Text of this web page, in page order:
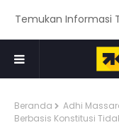
Informasi
Beranda
Adhi
Berbasis Konstitusi